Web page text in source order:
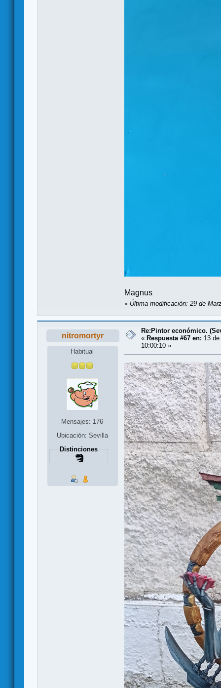
Magnus
« Última modificación: 29 de
nitromortyr
Habitual
Mensajes: 176
Ubicación: Sevilla
Distinciones
Re:Pintor económico.
« Respuesta #67 en: 13
10:00:10 »